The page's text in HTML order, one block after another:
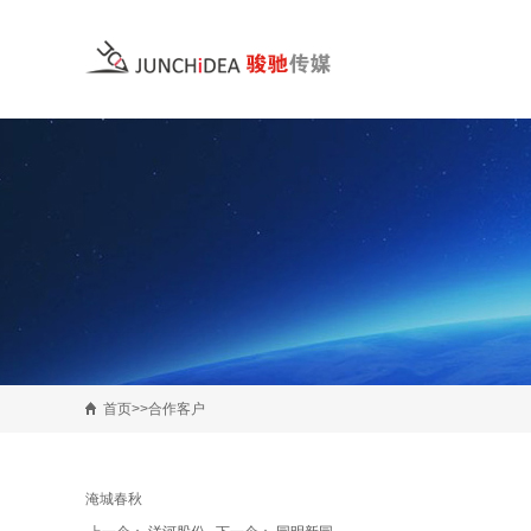
首页>>合作客户
淹城春秋